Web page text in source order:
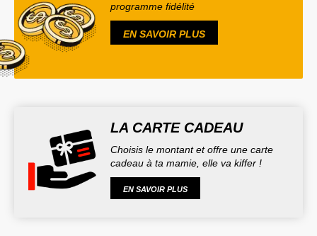
programme fidélité
EN SAVOIR PLUS
LA CARTE CADEAU
Choisis le montant et offre une carte
cadeau à ta mamie, elle va kiffer !
EN SAVOIR PLUS